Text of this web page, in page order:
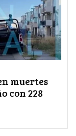
muertes
con 228